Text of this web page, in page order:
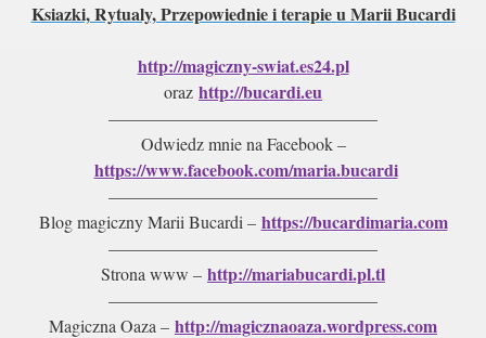
Ksiazki, Rytualy, Przepowiednie i terapie u Marii Bucardi
http://magiczny-swiat.es24.pl
oraz http://bucardi.eu
———————————————–
Odwiedz mnie na Facebook –
https://www.facebook.com/maria.bucardi
———————————————–
Blog magiczny Marii Bucardi – https://bucardimaria.com
———————————————–
Strona www – http://mariabucardi.pl.tl
———————————————–
Magiczna Oaza – http://magicznaoaza.wordpress.com